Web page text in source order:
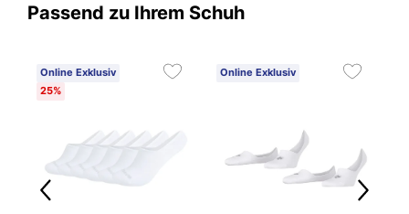
Passend zu Ihrem Schuh
Online Exklusiv
25%
Online Exklusiv